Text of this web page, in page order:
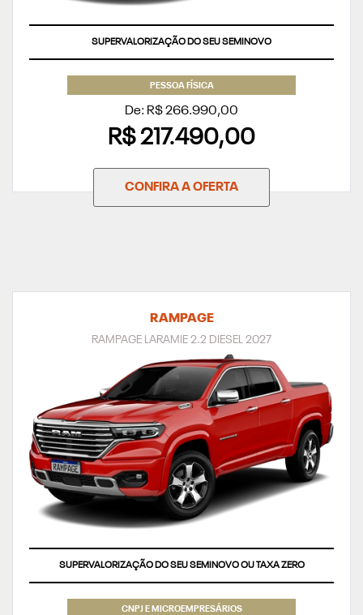
SUPERVALORIZAÇÃO DO SEU SEMINOVO
PESSOA FÍSICA
De: R$ 266.990,00
R$ 217.490,00
CONFIRA A OFERTA
RAMPAGE
RAMPAGE LARAMIE 2.2 DIESEL 2027
APROVEITE
CNPJ E MICROEMPRESÁRIOS